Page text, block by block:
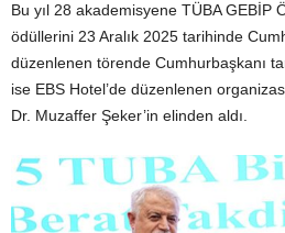
Bu yıl 28 akademisyene TÜBA GEBİP
ödüllerini 23 Aralık 2025 tarihinde
düzenlenen törende Cumhurbaşkanı
ise EBS Hotel’de düzenlenen
Dr. Muzaffer Şeker’in elinden aldı.